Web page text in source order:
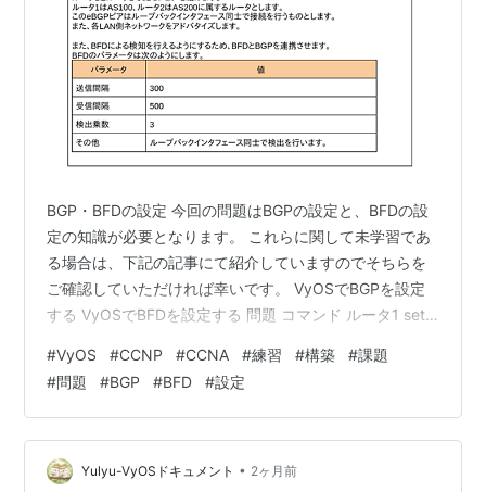
BGP・BFDの設定 今回の問題はBGPの設定と、BFDの設
定の知識が必要となります。 これらに関して未学習であ
る場合は、下記の記事にて紹介していますのでそちらを
ご確認していただければ幸いです。 VyOSでBGPを設定
する VyOSでBFDを設定する 問題 コマンド ルータ1 set
interfaces ethernet eth2 address 192.168.10.254/24
set interfaces loopback lo address 1.1.1.1/32 set
protoc…
#VyOS #CCNP #CCNA #練習 #構築 #課題
#問題 #BGP #BFD #設定
Yulyu-VyOSドキュメント • 2ヶ月前